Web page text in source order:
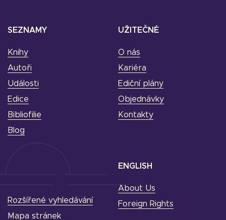
SEZNAMY
Knihy
Autoři
Události
Edice
Bibliofilie
Blog
UŽITEČNÉ
O nás
Kariéra
Ediční plány
Objednávky
Kontakty
ENGLISH
About Us
Foreign Rights
Rozšířené vyhledávání
Mapa stránek